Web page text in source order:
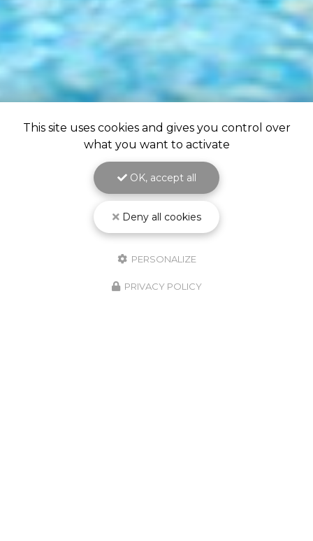
This site uses cookies and gives you control over
what you want to activate
OK, accept all
Deny all cookies
PERSONALIZE
PRIVACY POLICY